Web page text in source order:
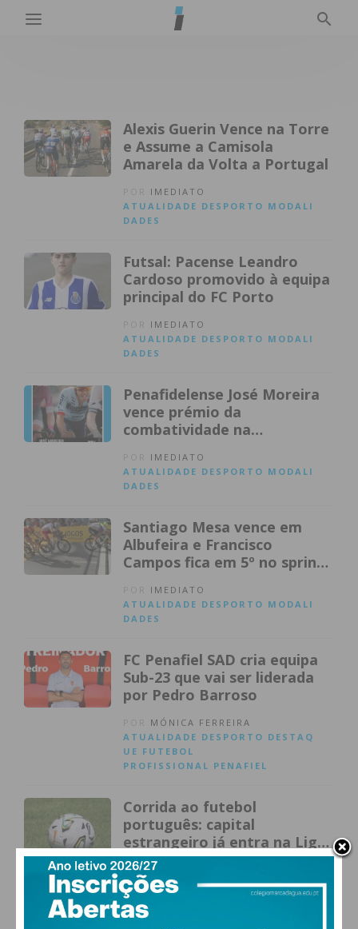
Alexis Guerin Vence na Torre
e Assume a Camisola
Amarela da Volta a Portugal
IMEDIATO
ATUALIDADE DESPORTO MODALI
DADES
Futsal: Pacense Leandro
Cardoso promovido à equipa
principal do FC Porto
IMEDIATO
ATUALIDADE DESPORTO MODALI
DADES
Penafidelense José Moreira
vence prémio da
combatividade na
IMEDIATO
ATUALIDADE DESPORTO MODALI
DADES
Santiago Mesa vence em
Albufeira e Francisco
Campos fica em 5º no sprint
IMEDIATO
ATUALIDADE DESPORTO MODALI
DADES
FC Penafiel SAD cria equipa
Sub-23 que vai ser liderada
por Pedro Barroso
MÓNICA FERREIRA
ATUALIDADE DESPORTO DESTAQ
UE FUTEBOL
PROFISSIONAL PENAFIEL
Corrida ao futebol
português: capital
estrangeiro já entra na Liga
3 e atrai clubes
PORIMEDIATO
ATUALIDADE DESPORTO DESTAQ
UE
FUTEBOL PROFISSIONAL